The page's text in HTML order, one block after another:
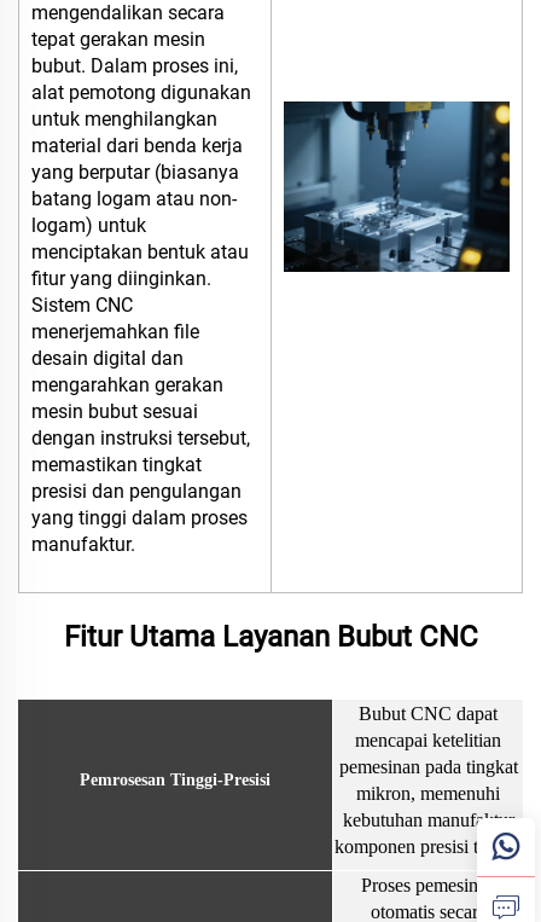
mengendalikan secara
tepat gerakan mesin
bubut. Dalam proses ini,
alat pemotong digunakan
untuk menghilangkan
material dari benda kerja
yang berputar (biasanya
batang logam atau non-
logam) untuk
menciptakan bentuk atau
fitur yang diinginkan.
Sistem CNC
menerjemahkan file
desain digital dan
mengarahkan gerakan
mesin bubut sesuai
dengan instruksi tersebut,
memastikan tingkat
presisi dan pengulangan
yang tinggi dalam proses
manufaktur.
Fitur Utama Layanan Bubut CNC
Pemrosesan Tinggi-Presisi
Bubut CNC dapat
mencapai ketelitian
pemesinan pada tingkat
mikron, memenuhi
kebutuhan manufaktur
komponen presisi tinggi.
Proses pemesinan
otomatis secara